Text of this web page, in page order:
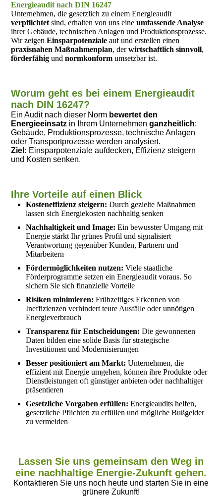
Energieaudit nach DIN 16247
Unternehmen, die gesetzlich zu einem Energieaudit
verpflichtet sind, erhalten von uns eineumfassende Analyse
ihrer Gebäude, technischen Anlagen und Produktionsprozesse.
Wir zeigenEinsparpotenziale auf und erstellen einen
praxisnahen Maßnahmenplan, derwirtschaftlich sinnvoll,
förderfähig undnormkonform umsetzbar ist.
Worum geht es bei einem Energieaudit
nach DIN 16247?
Ein Audit nach dieser Norm bewertet den
Energieeinsatz in Ihrem Unternehmenganzheitlich:
Gebäude, Produktionsprozesse, technische Anlagen
oder Transportprozesse werden analysiert.
Ziel: Einsparpotenziale aufdecken, Effizienz steigern
und Kosten senken.
Ihre Vorteile auf einen Blick
Kosteneffizienz steigern: Durch gezielte Maßnahmen
lassen sich Energiekosten nachhaltig senken
Nachhaltigkeit und Image: Ein bewusster Umgang mit
Energie stärkt Ihr grünes Profil und signalisiert
Verantwortung gegenüber Kunden, Partnern und
Mitarbeitern
Fördermöglichkeiten nutzen: Viele staatliche
Förderprogramme setzen ein Energieaudit voraus. So
sichern Sie sich finanzielle Vorteile
Risiken minimieren: Frühzeitiges Erkennen von
Ineffizienzen verhindert teure Ausfälle oder unnötigen
Energieverbrauch
Transparenz für Entscheidungen: Die gewonnenen
Daten bilden eine solide Basis für strategische
Investitionen und Modernisierungen
Besser positioniert am Markt: Unternehmen, die
effizient mit Energie umgehen, können ihre Produkte oder
Dienstleistungen oft günstiger anbieten oder nachhaltiger
präsentieren
Gesetzliche Vorgaben erfüllen: Energieaudits helfen,
gesetzliche Pflichten zu erfüllen und mögliche Bußgelder
zu vermeiden
Lassen Sie uns gemeinsam den Weg in
eine nachhaltige Energie-Zukunft gehen.
Kontaktieren Sie uns noch heute und starten Sie in eine
grünere Zukunft!